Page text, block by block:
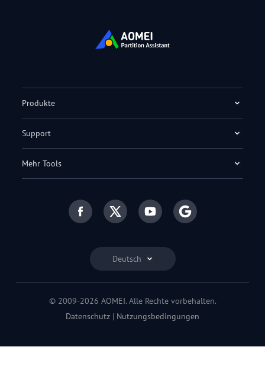
Deutsch
Produkte
Support
Mehr Tools
© 2009-2026 AOMEI. Alle Rechte vorbehalten.
Datenschutz | Nutzungsbedingungen